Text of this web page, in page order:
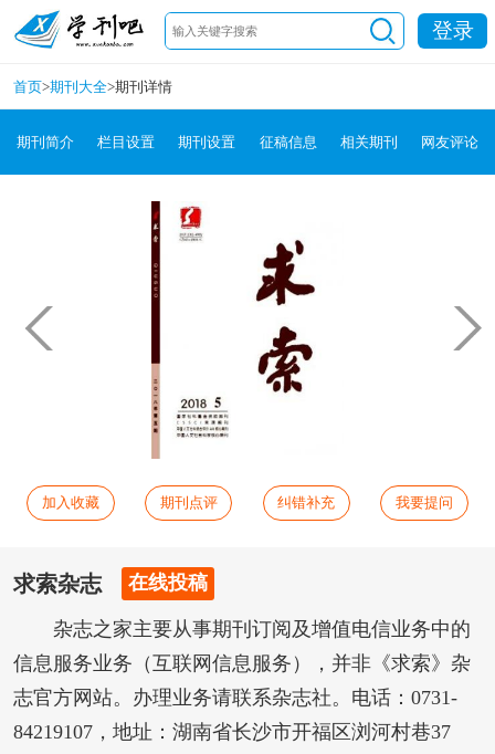
登录
首页>期刊大全>期刊详情
期刊简介 栏目设置 期刊设置 征稿信息 相关期刊 网友评论
加入收藏 期刊点评 纠错补充 我要提问
求索杂志 在线投稿
杂志之家主要从事期刊订阅及增值电信业务中的
信息服务业务（互联网信息服务），并非《求索》杂
志官方网站。办理业务请联系杂志社。电话：0731-
84219107，地址：湖南省长沙市开福区浏河村巷37